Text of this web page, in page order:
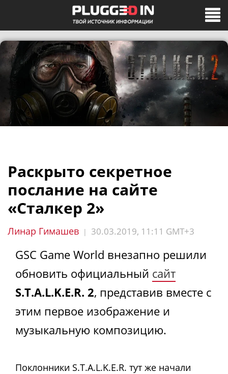
Раскрыто секретное
послание на сайте
«Сталкер 2»
Линар Гимашев | 30.03.2019, 11:11 GMT+3
GSC Game World внезапно решили
обновить официальный сайт
S.T.A.L.K.E.R. 2, представив вместе с
этим первое изображение и
музыкальную композицию.
Поклонники S.T.A.L.K.E.R. тут же начали